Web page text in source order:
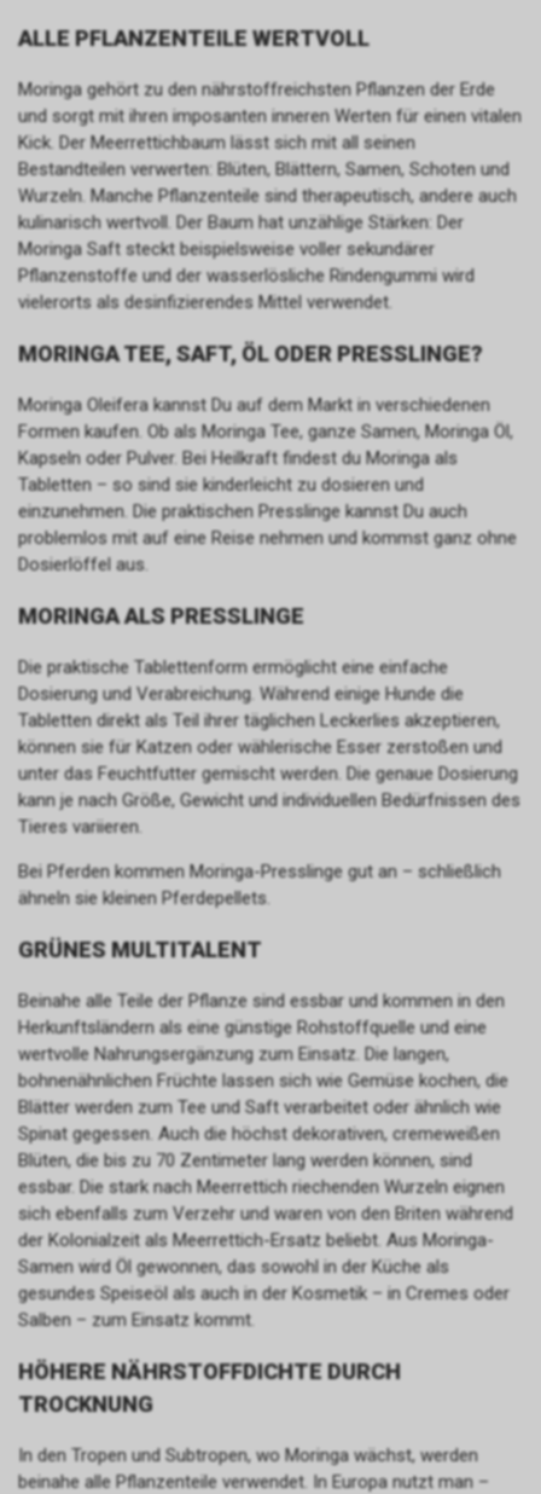
ALLE PFLANZENTEILE WERTVOLL
Moringa gehört zu den nährstoffreichsten Pflanzen der Erde
und sorgt mit ihren imposanten inneren Werten für einen vitalen
Kick. Der Meerrettichbaum lässt sich mit all seinen
Bestandteilen verwerten: Blüten, Blättern, Samen, Schoten und
Wurzeln. Manche Pflanzenteile sind therapeutisch, andere auch
kulinarisch wertvoll. Der Baum hat unzählige Stärken: Der
Moringa Saft steckt beispielsweise voller sekundärer
Pflanzenstoffe und der wasserlösliche Rindengummi wird
vielerorts als desinfizierendes Mittel verwendet.
MORINGA TEE, SAFT, ÖL ODER PRESSLINGE?
Moringa Oleifera kannst Du auf dem Markt in verschiedenen
Formen kaufen. Ob als Moringa Tee, ganze Samen, Moringa Öl,
Kapseln oder Pulver. Bei Heilkraft findest du Moringa als
Tabletten – so sind sie kinderleicht zu dosieren und
einzunehmen. Die praktischen Presslinge kannst Du auch
problemlos mit auf eine Reise nehmen und kommst ganz ohne
Dosierlöffel aus.
MORINGA ALS PRESSLINGE
Die praktische Tablettenform ermöglicht eine einfache
Dosierung und Verabreichung. Während einige Hunde die
Tabletten direkt als Teil ihrer täglichen Leckerlies akzeptieren,
können sie für Katzen oder wählerische Esser zerstoßen und
unter das Feuchtfutter gemischt werden. Die genaue Dosierung
kann je nach Größe, Gewicht und individuellen Bedürfnissen des
Tieres variieren.
Bei Pferden kommen Moringa-Presslinge gut an – schließlich
ähneln sie kleinen Pferdepellets.
GRÜNES MULTITALENT
Beinahe alle Teile der Pflanze sind essbar und kommen in den
Herkunftsländern als eine günstige Rohstoffquelle und eine
wertvolle Nahrungsergänzung zum Einsatz. Die langen,
bohnenähnlichen Früchte lassen sich wie Gemüse kochen, die
Blätter werden zum Tee und Saft verarbeitet oder ähnlich wie
Spinat gegessen. Auch die höchst dekorativen, cremeweißen
Blüten, die bis zu 70 Zentimeter lang werden können, sind
essbar. Die stark nach Meerrettich riechenden Wurzeln eignen
sich ebenfalls zum Verzehr und waren von den Briten während
der Kolonialzeit als Meerrettich-Ersatz beliebt. Aus Moringa-
Samen wird Öl gewonnen, das sowohl in der Küche als
gesundes Speiseöl als auch in der Kosmetik – in Cremes oder
Salben – zum Einsatz kommt.
HÖHERE NÄHRSTOFFDICHTE DURCH
TROCKNUNG
In den Tropen und Subtropen, wo Moringa wächst, werden
beinahe alle Pflanzenteile verwendet. In Europa nutzt man –